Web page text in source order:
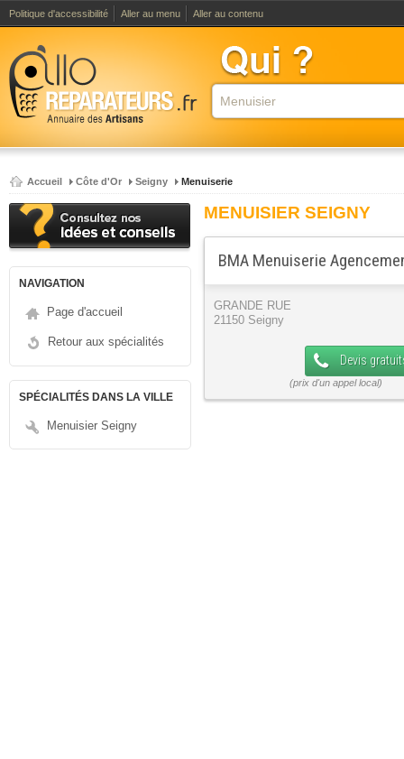
Politique d'accessibilité Aller au menu Aller au contenu
Accueil Côte d'Or Seigny Menuiserie
NAVIGATION
Page d'accueil
Retour aux spécialités
SPÉCIALITÉS DANS LA VILLE
Menuisier Seigny
MENUISIER SEIGNY
BMA Menuiserie
GRANDE RUE
21150 Seigny
Devis